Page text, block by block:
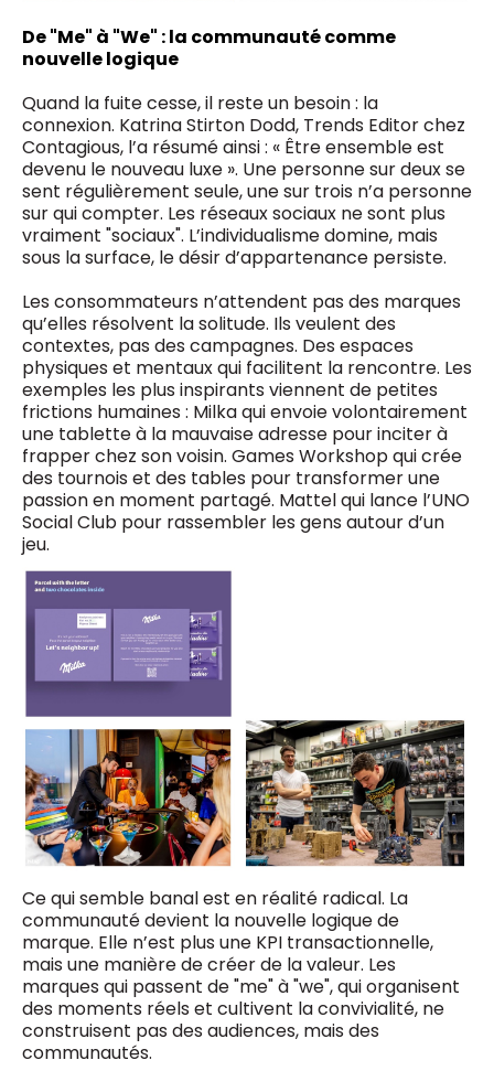
De "Me" à "We" : la communauté comme
nouvelle logique
Quand la fuite cesse, il reste un besoin : la
connexion. Katrina Stirton Dodd, Trends Editor chez
Contagious, l’a résumé ainsi : « Être ensemble est
devenu le nouveau luxe ». Une personne sur deux se
sent régulièrement seule, une sur trois n’a personne
sur qui compter. Les réseaux sociaux ne sont plus
vraiment "sociaux". L’individualisme domine, mais
sous la surface, le désir d’appartenance persiste.
Les consommateurs n’attendent pas des marques
qu’elles résolvent la solitude. Ils veulent des
contextes, pas des campagnes. Des espaces
physiques et mentaux qui facilitent la rencontre. Les
exemples les plus inspirants viennent de petites
frictions humaines : Milka qui envoie volontairement
une tablette à la mauvaise adresse pour inciter à
frapper chez son voisin. Games Workshop qui crée
des tournois et des tables pour transformer une
passion en moment partagé. Mattel qui lance l’UNO
Social Club pour rassembler les gens autour d’un
jeu.
Ce qui semble banal est en réalité radical. La
communauté devient la nouvelle logique de
marque. Elle n’est plus une KPI transactionnelle,
mais une manière de créer de la valeur. Les
marques qui passent de "me" à "we", qui organisent
des moments réels et cultivent la convivialité, ne
construisent pas des audiences, mais des
communautés.